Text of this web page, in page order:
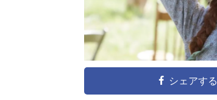
シェアする